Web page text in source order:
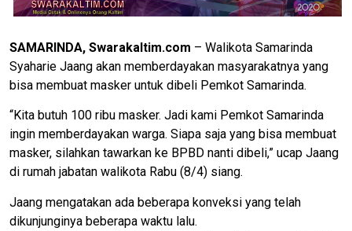
SAMARINDA, Swarakaltim.com – Walikota Samarinda
Syaharie Jaang akan memberdayakan masyarakatnya yang
bisa membuat masker untuk dibeli Pemkot Samarinda.
“Kita butuh 100 ribu masker. Jadi kami Pemkot Samarinda
ingin memberdayakan warga. Siapa saja yang bisa membuat
masker, silahkan tawarkan ke BPBD nanti dibeli,” ucap Jaang
di rumah jabatan walikota Rabu (8/4) siang.
Jaang mengatakan ada beberapa konveksi yang telah
dikunjunginya beberapa waktu lalu.